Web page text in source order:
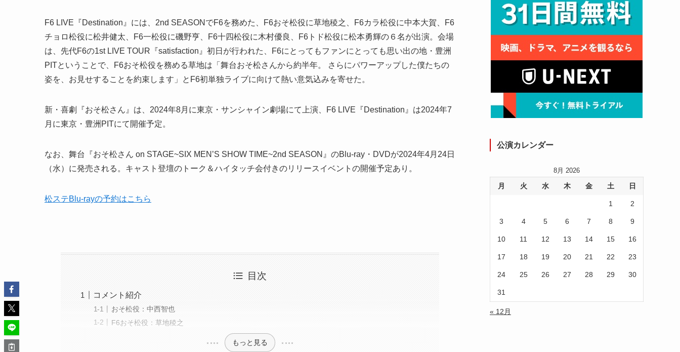
F6 LIVE『Destination』には、2nd SEASONでF6を務めた、F6おそ松役に草地稜之、F6カラ松役に中本大賀、F6
チョロ松役に松井健太、F6一松役に磯野亨、F6十四松役に木村優良、F6トド松役に松本勇輝の６名が出演。会場
は、先代F6の1st LIVE TOUR『satisfaction』初日が行われた、F6にとってもファンにとっても思い出の地・豊洲
PITということで、F6おそ松役を務める草地は「舞台おそ松さんから約半年。 さらにパワーアップした僕たちの
姿を、お見せすることを約束します」とF6初単独ライブに向けて熱い意気込みを寄せた。
新・喜劇『おそ松さん』は、2024年8月に東京・サンシャイン劇場にて上演、F6 LIVE『Destination』は2024年7
月に東京・豊洲PITにて開催予定。
なお、舞台『おそ松さん on STAGE~SIX MEN’S SHOW TIME~2nd SEASON』のBlu-ray・DVDが2024年4月24日
（水）に発売される。キャスト登壇のトーク＆ハイタッチ会付きのリリースイベントの開催予定あり。
松ステBlu-rayの予約はこちら
目次
コメント紹介
おそ松役：中西智也
F6おそ松役：草地稜之
もっと見る
公演カレンダー
8月 2026
月 火 水 木 金 土 日
1 2
3 4 5 6 7 8 9
10 11 12 13 14 15 16
17 18 19 20 21 22 23
24 25 26 27 28 29 30
31
« 12月